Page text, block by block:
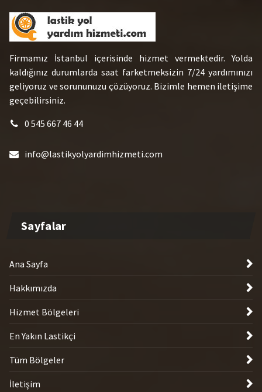
Firmamız İstanbul içerisinde hizmet vermektedir. Yolda
kaldığınız durumlarda saat farketmeksizin 7/24 yardımınızı
geliyoruz ve sorununuzu çözüyoruz. Bizimle hemen iletişime
geçebilirsiniz.
0 545 667 46 44
info@lastikyolyardimhizmeti.com
Sayfalar
Ana Sayfa
Hakkımızda
Hizmet Bölgeleri
En Yakın Lastikçi
Tüm Bölgeler
İletişim